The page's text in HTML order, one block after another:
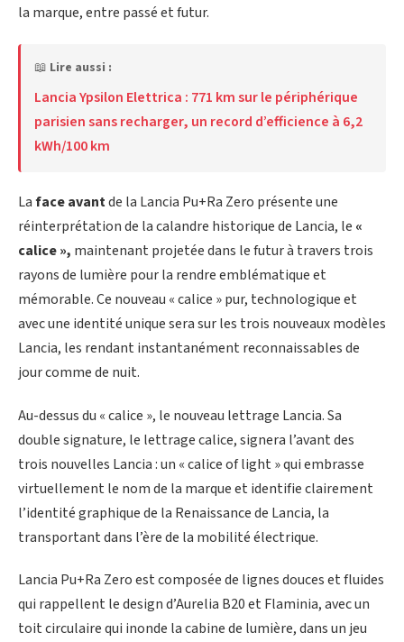
la marque, entre passé et futur.
📖 Lire aussi :
Lancia Ypsilon Elettrica : 771 km sur le périphérique
parisien sans recharger, un record d’efficience à 6,2
kWh/100 km
Laface avantde la Lancia Pu+Ra Zero présente une
réinterprétation de la calandre historique de Lancia, le «
calice », maintenant projetée dans le futur à travers trois
rayons de lumière pour la rendre emblématique et
mémorable. Ce nouveau « calice » pur, technologique et
avec une identité unique sera sur les trois nouveaux modèles
Lancia, les rendant instantanément reconnaissables de
jour comme de nuit.
Au-dessus du « calice », le nouveau lettrage Lancia. Sa
double signature, le lettrage calice, signera l’avant des
trois nouvelles Lancia : un « calice of light » qui embrasse
virtuellement le nom de la marque et identifie clairement
l’identité graphique de la Renaissance de Lancia, la
transportant dans l’ère de la mobilité électrique.
Lancia Pu+Ra Zero est composée de lignes douces et fluides
qui rappellent le design d’Aurelia B20 et Flaminia, avec un
toit circulaire qui inonde la cabine de lumière, dans un jeu